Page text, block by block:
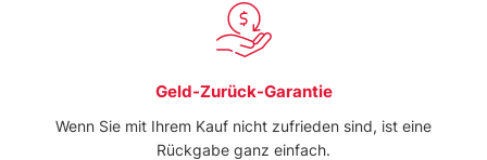
Geld-Zurück-Garantie
Wenn Sie mit Ihrem Kauf nicht zufrieden sind, ist eine
Rückgabe ganz einfach.